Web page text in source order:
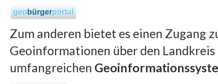
geo bürgerportal
Zum anderen bietet es einen Zugang
Geoinformationen über den Landkreis
umfangreichen